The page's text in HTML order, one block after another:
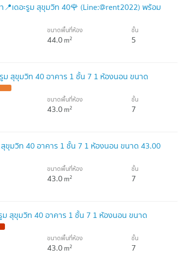
📍เดอะรูม สุขุมวิท 40🌹 (Line:@rent2022) พร้อม
ขนาดพื้นที่ห้อง
44.0m2
ชั้น
5
รูม สุขุมวิท 40 อาคาร 1 ชั้น 7 1 ห้องนอน ขนาด
ขนาดพื้นที่ห้อง
43.0m2
ชั้น
7
สุขุมวิท 40 อาคาร 1 ชั้น 7 1 ห้องนอน ขนาด 43.00
ขนาดพื้นที่ห้อง
43.0m2
ชั้น
7
รูม สุขุมวิท 40 อาคาร 1 ชั้น 7 1 ห้องนอน ขนาด
ขนาดพื้นที่ห้อง
43.0m2
ชั้น
7